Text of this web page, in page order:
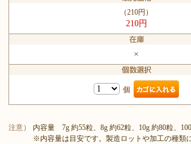
（210円）
210円
×
個
注意）
内容量 7g 約55粒、8g 約62粒、10g 約80粒、
※内容量は目安です。製造ロットや加工の種類